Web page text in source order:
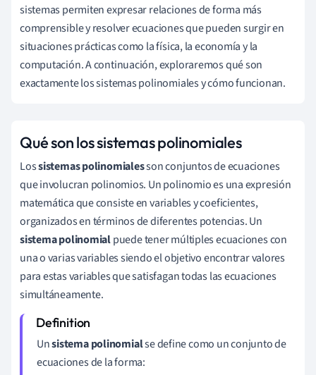
sistemas permiten expresar relaciones de forma más
comprensible y resolver ecuaciones que pueden surgir en
situaciones prácticas como la física, la economía y la
computación. A continuación, exploraremos qué son
exactamente los sistemas polinomiales y cómo funcionan.
Qué son los sistemas polinomiales
Lossistemas polinomialesson conjuntos de ecuaciones
que involucran polinomios. Un polinomio es una expresión
matemática que consiste en variables y coeficientes,
organizados en términos de diferentes potencias. Un
sistema polinomialpuede tener múltiples ecuaciones con
una o varias variables siendo el objetivo encontrar valores
para estas variables que satisfagan todas las ecuaciones
simultáneamente.
Unsistema polinomialse define como un conjunto de
ecuaciones de la forma: